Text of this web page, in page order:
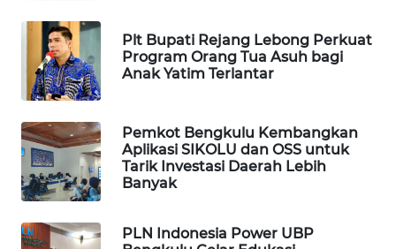
Plt Bupati Rejang Lebong Perkuat
Program Orang Tua Asuh bagi
Anak Yatim Terlantar
Pemkot Bengkulu Kembangkan
Aplikasi SIKOLU dan OSS untuk
Tarik Investasi Daerah Lebih
Banyak
PLN Indonesia Power UBP
WAHANA
PERSONA
WAHANA
OTOMOTIF
WAHANA
HEALTH
WAHANA